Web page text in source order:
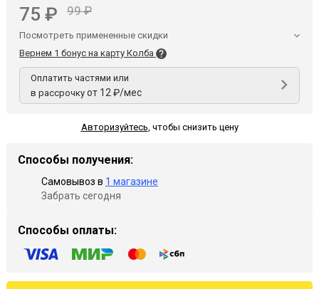
75 ₽ 99 ₽
Посмотреть примененные скидки
Вернем 1 бонус на карту Колба
Оплатить частями или
в рассрочку от 12 ₽/мес
Авторизуйтесь, чтобы снизить цену
Способы получения:
Самовывоз в 1 магазине
Забрать сегодня
Способы оплаты: